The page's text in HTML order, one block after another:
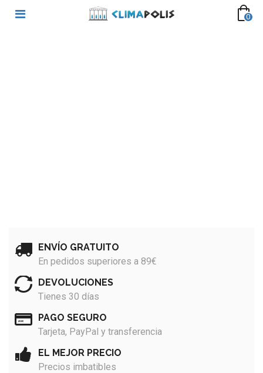
0
ENVÍO GRATUITO
En pedidos superiores a 89€
DEVOLUCIONES
Tienes 30 días
PAGO SEGURO
Tarjeta, PayPal y transferencia
EL MEJOR PRECIO
Precios imbatibles